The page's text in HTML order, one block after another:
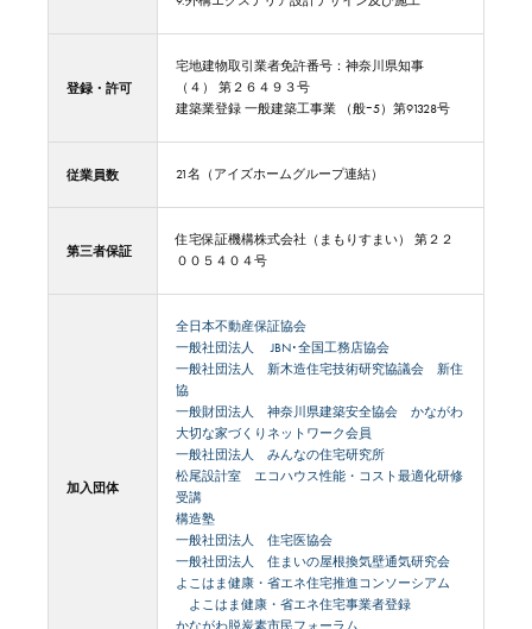
登録・許可
宅地建物取引業者免許番号：神奈川県知事
（４） 第２６４９３号
建築業登録 一般建築工事業 （般ｰ5）第91328号
従業員数 21名（アイズホームグループ連結）
第三者保証
住宅保証機構株式会社（まもりすまい） 第２２
００５４０４号
加入団体
全日本不動産保証協会
一般社団法人 JBN･全国工務店協会
一般社団法人 新木造住宅技術研究協議会 新住
協
一般財団法人 神奈川県建築安全協会 かながわ
大切な家づくりネットワーク会員
一般社団法人 みんなの住宅研究所
松尾設計室 エコハウス性能・コスト最適化研修
受講
構造塾
一般社団法人 住宅医協会
一般社団法人 住まいの屋根換気壁通気研究会
よこはま健康・省エネ住宅推進コンソーシアム
よこはま健康・省エネ住宅事業者登録